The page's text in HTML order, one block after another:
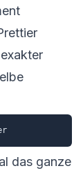
das ganze